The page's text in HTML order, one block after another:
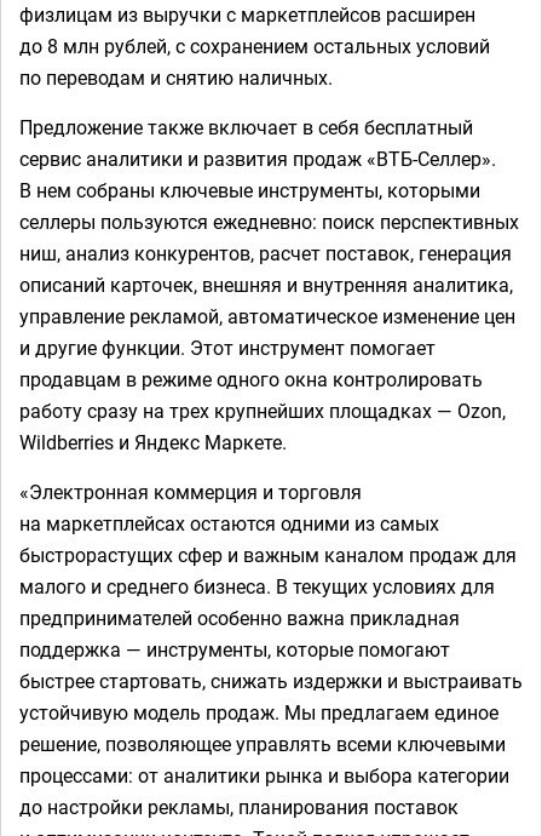
физлицам из выручки с маркетплейсов расширен
до 8 млн рублей, с сохранением остальных условий
по переводам и снятию наличных.
Предложение также включает в себя бесплатный
сервис аналитики и развития продаж «ВТБ-Селлер».
В нем собраны ключевые инструменты, которыми
селлеры пользуются ежедневно: поиск перспективных
ниш, анализ конкурентов, расчет поставок, генерация
описаний карточек, внешняя и внутренняя аналитика,
управление рекламой, автоматическое изменение цен
и другие функции. Этот инструмент помогает
продавцам в режиме одного окна контролировать
работу сразу на трех крупнейших площадках — Ozon,
Wildberries и Яндекс Маркете.
«Электронная коммерция и торговля
на маркетплейсах остаются одними из самых
быстрорастущих сфер и важным каналом продаж для
малого и среднего бизнеса. В текущих условиях для
предпринимателей особенно важна прикладная
поддержка — инструменты, которые помогают
быстрее стартовать, снижать издержки и выстраивать
устойчивую модель продаж. Мы предлагаем единое
решение, позволяющее управлять всеми ключевыми
процессами: от аналитики рынка и выбора категории
до настройки рекламы, планирования поставок